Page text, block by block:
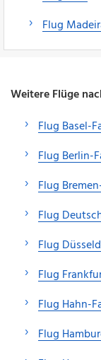
Flug
Weitere Flüge
Flug Basel-
Flug Berlin-
Flug
Flug
Flug
Flug
Flug Hahn-
Flug